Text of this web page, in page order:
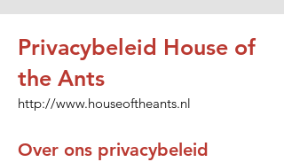
Privacybeleid House of
the Ants
http://www.houseoftheants.nl
Over ons privacybeleid